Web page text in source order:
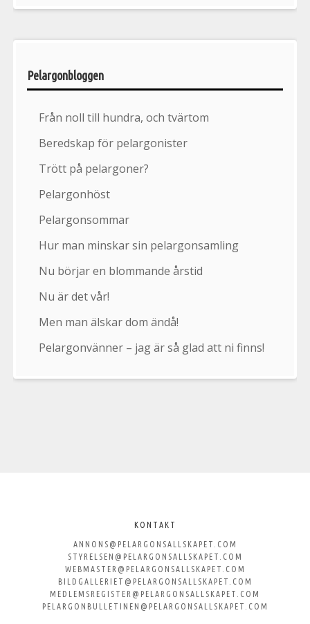
Pelargonbloggen
Från noll till hundra, och tvärtom
Beredskap för pelargonister
Trött på pelargoner?
Pelargonhöst
Pelargonsommar
Hur man minskar sin pelargonsamling
Nu börjar en blommande årstid
Nu är det vår!
Men man älskar dom ändå!
Pelargonvänner – jag är så glad att ni finns!
Svenska
Pelargonsällskapet
KONTAKT
ANNONS@PELARGONSALLSKAPET.COM
STYRELSEN@PELARGONSALLSKAPET.COM
WEBMASTER@PELARGONSALLSKAPET.COM
BILDGALLERIET@PELARGONSALLSKAPET.COM
MEDLEMSREGISTER@PELARGONSALLSKAPET.COM
PELARGONBULLETINEN@PELARGONSALLSKAPET.COM